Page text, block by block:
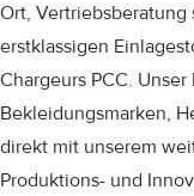
Ort,
erstklassigen
Chargeurs PCC.
Bekleidungsmarken,
direkt mit unserem
Produktions- und